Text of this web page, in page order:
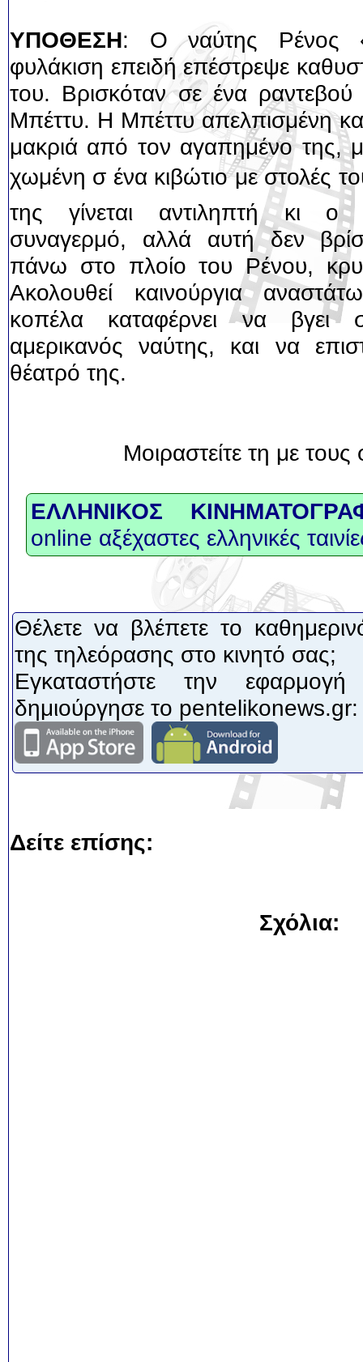
ΥΠΟΘΕΣΗ: Ο ναύτης Ρένος
φυλάκιση επειδή επέστρεψε
του. Βρισκόταν σε ένα
Μπέττυ. Η Μπέττυ απελπισμένη
μακριά από τον αγαπημένο της,
χωμένη σ ένα κιβώτιο με στολές
της γίνεται αντιληπτή κι ο
συναγερμό, αλλά αυτή δεν
πάνω στο πλοίο του Ρένου,
Ακολουθεί καινούργια
κοπέλα καταφέρνει να βγει
αμερικανός ναύτης, και να
θέατρό της.
Μοιραστείτε τη με
ΕΛΛΗΝΙΚΟΣ
online αξέχαστες ελληνικές
Θέλετε να βλέπετε το
της τηλεόρασης στο κινητό σας;
Εγκαταστήστε την
δημιούργησε το pentelikonews.gr:
Δείτε επίσης:
Σχόλια: